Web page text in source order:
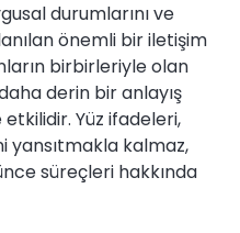
durumlarını ve
önemli bir iletişim
birbirleriyle olan
derin bir anlayış
Yüz ifadeleri,
yansıtmakla kalmaz,
süreçleri hakkında